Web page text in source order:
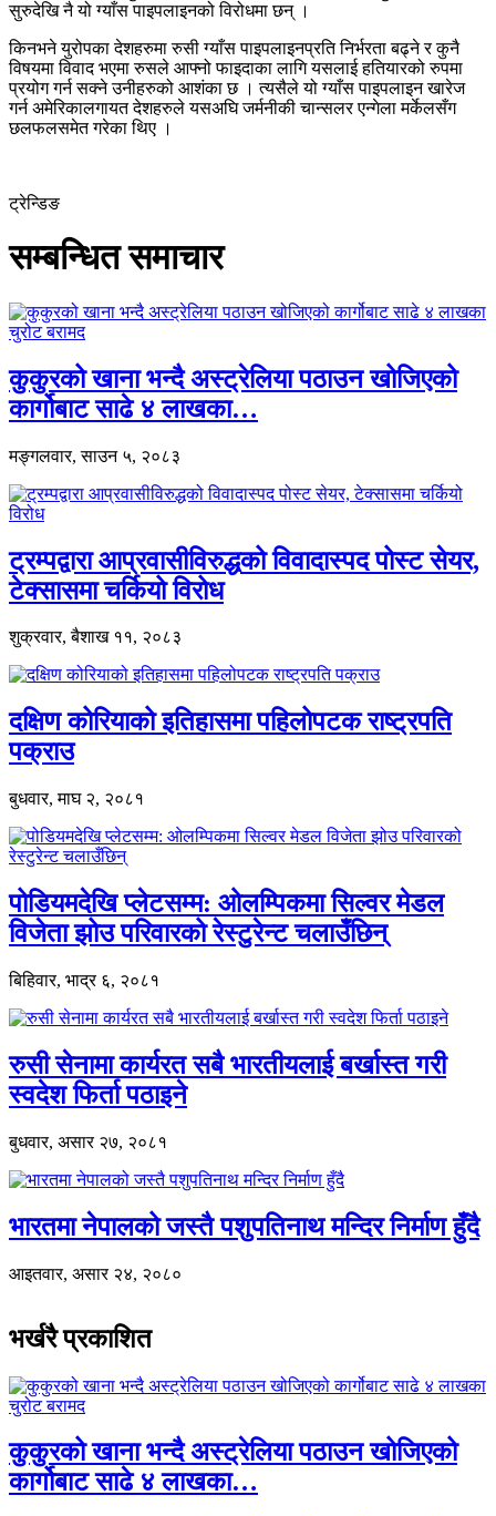
सुरुदेखि नै यो ग्याँस पाइपलाइनको विरोधमा छन् ।
किनभने युरोपका देशहरुमा रुसी ग्याँस पाइपलाइनप्रति निर्भरता बढ्ने र कुनै
विषयमा विवाद भएमा रुसले आफ्नो फाइदाका लागि यसलाई हतियारको रुपमा
प्रयोग गर्न सक्ने उनीहरुको आशंका छ । त्यसैले यो ग्याँस पाइपलाइन खारेज
गर्न अमेरिकालगायत देशहरुले यसअघि जर्मनीकी चान्सलर एन्गेला मर्केलसँग
छलफलसमेत गरेका थिए ।
ट्रेन्डिङ
सम्बन्धित समाचार
कुकुरको खाना भन्दै अस्ट्रेलिया पठाउन खोजिएको
कार्गोबाट साढे ४ लाखका…
मङ्गलवार, साउन ५, २०८३
ट्रम्पद्वारा आप्रवासीविरुद्धको विवादास्पद पोस्ट सेयर,
टेक्सासमा चर्कियो विरोध
शुक्रवार, बैशाख ११, २०८३
दक्षिण कोरियाको इतिहासमा पहिलोपटक राष्ट्रपति
पक्राउ
बुधवार, माघ २, २०८१
पोडियमदेखि प्लेटसम्म: ओलम्पिकमा सिल्वर मेडल
विजेता झोउ परिवारको रेस्टुरेन्ट चलाउँछिन्
बिहिवार, भाद्र ६, २०८१
रुसी सेनामा कार्यरत सबै भारतीयलाई बर्खास्त गरी
स्वदेश फिर्ता पठाइने
बुधवार, असार २७, २०८१
भारतमा नेपालको जस्तै पशुपतिनाथ मन्दिर निर्माण हुँदै
आइतवार, असार २४, २०८०
भर्खरै प्रकाशित
कुकुरको खाना भन्दै अस्ट्रेलिया पठाउन खोजिएको
कार्गोबाट साढे ४ लाखका…